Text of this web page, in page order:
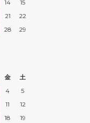
14
15
21
22
28
29
金
土
4
5
11
12
18
19